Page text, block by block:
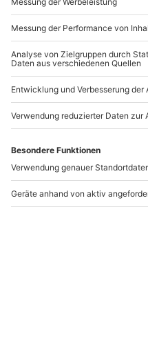
Quad fahren in
(Panoramatour)
Matten bei Interlaken
1 Person
5 (1) 217,90 €